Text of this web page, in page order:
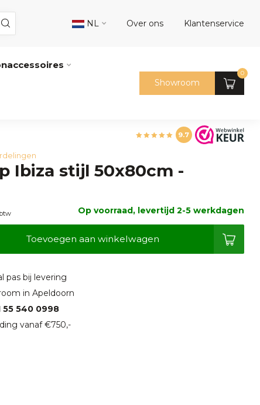
NL Over ons Klantenservice
Showroom
0
9.7
Ibiza stijl 50x80cm -
Op voorraad, levertijd 2-5 werkdagen
Toevoegen aan winkelwagen
pas bij levering
in Apeldoorn
55 540 0998
vanaf €750,-